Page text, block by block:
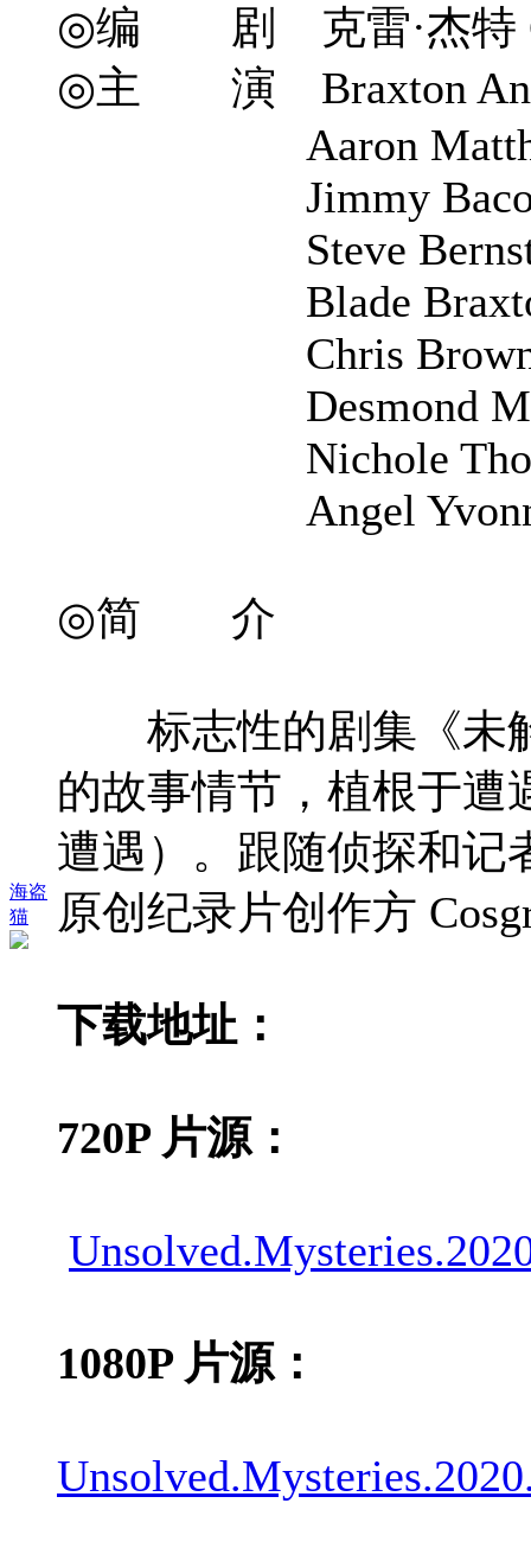
海盗
猫
◎编 剧 克雷·杰特
◎主 演 Braxton
Aaron Matthew
Jimmy
Steve
Blade
Chris
Desmond
Nichole
Angel
◎简 介
标志性的剧集《未解
的故事情节，植根于遭
遭遇）。跟随侦探和记
原创纪录片创作方
下载地址：
720P 片源：
1080P 片源：